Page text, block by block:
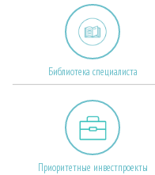
Библиотека специалиста
Приоритетные инвестпроекты